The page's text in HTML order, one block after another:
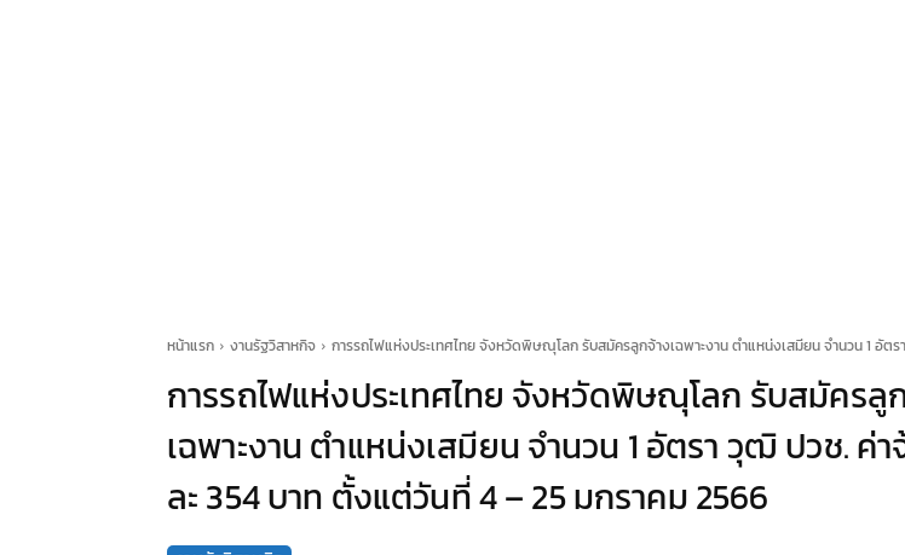
หน้าแรก งานรัฐวิสาหกิจ การรถไฟแห่งประเทศไทย จังหวัดพิษณุโลก รับสมัครลูกจ้างเฉพาะงาน ตำแหน่งเสมียน จำนวน 1 อัตร
การรถไฟแห่งประเทศไทย จังหวัดพิษณุโลก รับสมัครลู
เฉพาะงาน ตำแหน่งเสมียน จำนวน 1 อัตรา วุฒิ ปวช. ค่า
ละ 354 บาท ตั้งแต่วันที่ 4 – 25 มกราคม 2566